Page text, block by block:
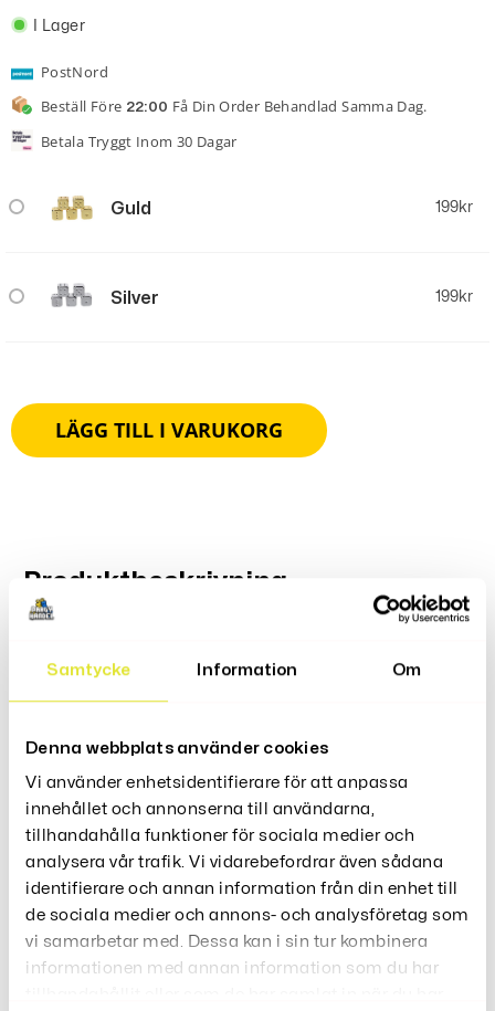
Samtycke Information Om
Denna webbplats använder cookies
Vi använder enhetsidentifierare för att anpassa
innehållet och annonserna till användarna,
tillhandahålla funktioner för sociala medier och
analysera vår trafik. Vi vidarebefordrar även sådana
identifierare och annan information från din enhet till
de sociala medier och annons- och analysföretag som
vi samarbetar med. Dessa kan i sin tur kombinera
informationen med annan information som du har
I Lager
PostNord
Beställ Före 22:00 Få Din Order Behandlad Samma Dag.
Betala Tryggt Inom 30 Dagar
Guld 199kr
Silver 199kr
LÄGG TILL I VARUKORG
Produktbeskrivning
Perfekt Till De Flesta Brädspel, Sällskapsspel Och
Material: Metall
Recensioner (0)
Relaterade Produkter